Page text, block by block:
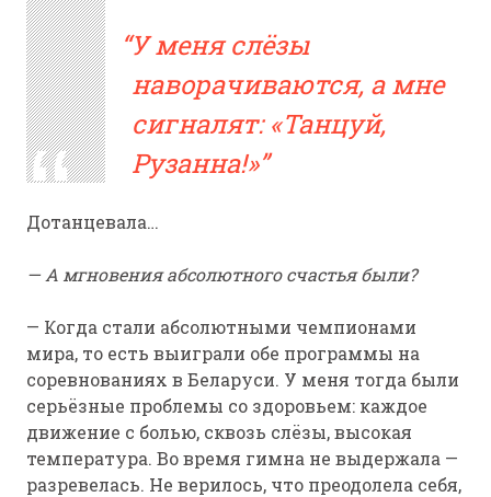
У меня слёзы
наворачиваются, а мне
сигналят: «Танцуй,
Рузанна!»
Дотанцевала…
— А мгновения абсолютного счастья были?
— Когда стали абсолютными чемпионами
мира, то есть выиграли обе программы на
соревнованиях в Беларуси. У меня тогда были
серьёзные проблемы со здоровьем: каждое
движение с болью, сквозь слёзы, высокая
температура. Во время гимна не выдержала —
разревелась. Не верилось, что преодолела себя,